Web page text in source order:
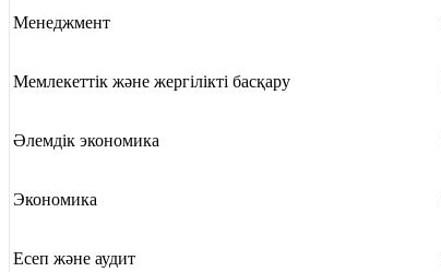
Менеджмент
Мемлекеттік және жергілікті басқару
Әлемдік экономика
Экономика
Есеп және аудит